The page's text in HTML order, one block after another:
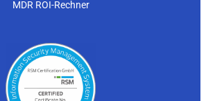
MDR ROI-Rechner